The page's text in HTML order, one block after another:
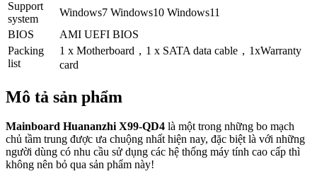
Support
system
Windows7 Windows10 Windows11
BIOS
AMI UEFI BIOS
Packing
list
1 x Motherboard，1 x SATA data cable，1xWarranty
card
Mô tả sản phẩm
Mainboard Huananzhi X99-QD4 là một trong những bo mạch
chủ tầm trung được ưa chuộng nhất hiện nay, đặc biệt là với những
người dùng có nhu cầu sử dụng các hệ thống máy tính cao cấp thì
không nên bỏ qua sản phẩm này!